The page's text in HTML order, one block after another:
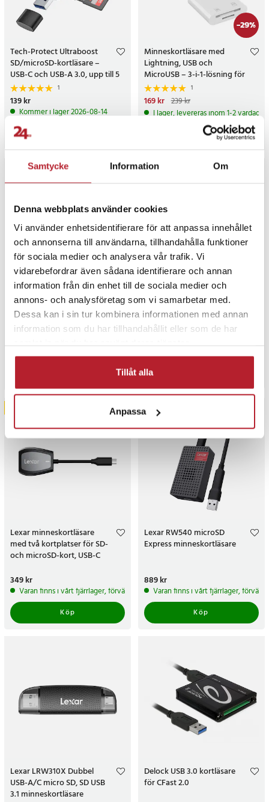
Samtycke Information Om
Denna webbplats använder cookies
Vi använder enhetsidentifierare för att anpassa innehållet
och annonserna till användarna, tillhandahålla funktioner
för sociala medier och analysera vår trafik. Vi
vidarebefordrar även sådana identifierare och annan
information från din enhet till de sociala medier och
annons- och analysföretag som vi samarbetar med.
Dessa kan i sin tur kombinera informationen med annan
information som du har tillhandahållit eller som de har
Tillåt alla
Anpassa
Tech-Protect Ultraboost
SD/microSD-kortläsare –
USB-C och USB-A 3.0, upp till 5
Gb/s
1
Pris:139 kr
139 kr
Kommer i lager 2026-08-14
-29%
Minneskortläsare med
Lightning, USB och
MicroUSB – 3-i-1-lösning för
filöverföring 1
Nuvarande pris
pris:239 kr
169 kr 239 kr
I lager, levereras inom 1-2 vardagar
Köp
USB Kortläsare / Hubb - 2i1
14
Just nu har vi bara 2 kvar av denna produkt
NYHET
Orico CL4D-A3 USB-A 3.0
SD, microSD, CF, MS 5 Gb/s
minneskortläsare – svart och
silver
Lexar minneskortläsare
med två kortplatser för SD-
och microSD-kort, USB-C
Pris:349 kr
349 kr
Varan finns i vårt fjärrlager, förväntas skickas inom 5-7 arbetsdagar
Köp
Lexar RW540 microSD
Express minneskortläsare
Pris:889 kr
889 kr
Varan finns i vårt fjärrlager,
Köp
Lexar LRW310X Dubbel
USB-A/C micro SD, SD USB
3.1 minneskortläsare
Delock USB 3.0 kortläsare
för CFast 2.0